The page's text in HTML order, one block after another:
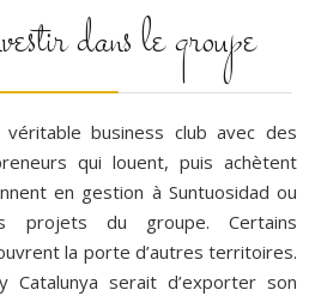
dans le groupe
business club avec des
qui louent, puis achètent
en gestion à Suntuosidad ou
projets du groupe. Certains
la porte d’autres territoires.
Catalunya serait d’exporter son